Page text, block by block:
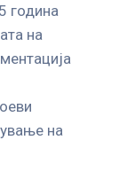
година
на
на